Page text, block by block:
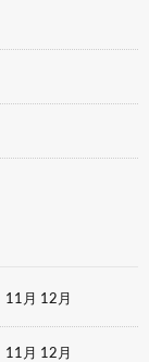
11月 12月
11月 12月